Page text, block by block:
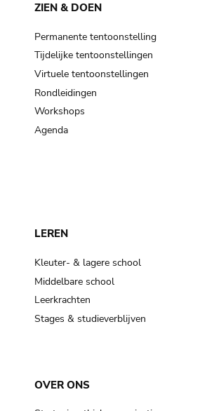
ZIEN & DOEN
Permanente tentoonstelling
Tijdelijke tentoonstellingen
Virtuele tentoonstellingen
Rondleidingen
Workshops
Agenda
LEREN
Kleuter- & lagere school
Middelbare school
Leerkrachten
Stages & studieverblijven
OVER ONS